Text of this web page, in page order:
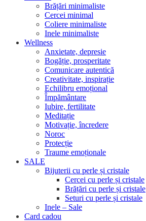
Brățări minimaliste
Cercei minimal
Coliere minimaliste
Inele minimaliste
Wellness
Anxietate, depresie
Bogăție, prosperitate
Comunicare autentică
Creativitate, inspirație
Echilibru emoțional
Împământare
Iubire, fertilitate
Meditație
Motivație, încredere
Noroc
Protecție
Traume emoționale
SALE
Bijuterii cu perle și cristale
Cercei cu perle și cristale
Brățări cu perle și cristale
Seturi cu perle și cristale
Inele – Sale
Card cadou